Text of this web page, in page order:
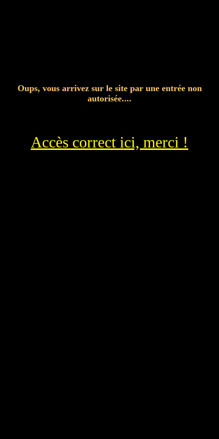
Oups, vous arrivez sur le site par une entrée non
autorisée....
Accès correct ici, merci !